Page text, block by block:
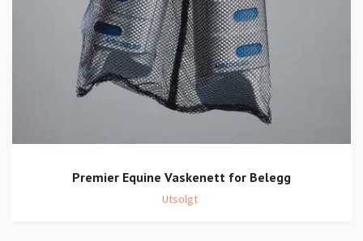
Premier Equine Vaskenett for Belegg
Utsolgt